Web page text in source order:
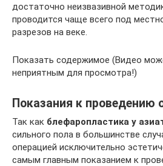
достаточно неизвазивной
проводится чаще всего под
разрезов на веке.
Показать содержимое (Видео
неприятным для просмотра!)
Показания к проведению
Так как блефаропластика у
сильного пола в большинстве
операцией исключительно
самым главным показанием к